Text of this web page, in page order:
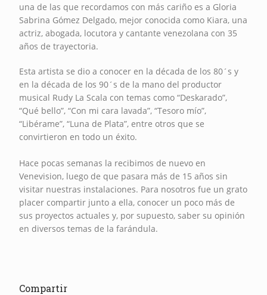
una de las que recordamos con más cariño es a Gloria
Sabrina Gómez Delgado, mejor conocida como Kiara, una
actriz, abogada, locutora y cantante venezolana con 35
años de trayectoria.
Esta artista se dio a conocer en la década de los 80´s y
en la década de los 90´s de la mano del productor
musical Rudy La Scala con temas como “Deskarado”,
“Qué bello”, “Con mi cara lavada”, “Tesoro mío”,
“Libérame”, “Luna de Plata”, entre otros que se
convirtieron en todo un éxito.
Hace pocas semanas la recibimos de nuevo en
Venevision, luego de que pasara más de 15 años sin
visitar nuestras instalaciones. Para nosotros fue un grato
placer compartir junto a ella, conocer un poco más de
sus proyectos actuales y, por supuesto, saber su opinión
en diversos temas de la farándula.
Compartir